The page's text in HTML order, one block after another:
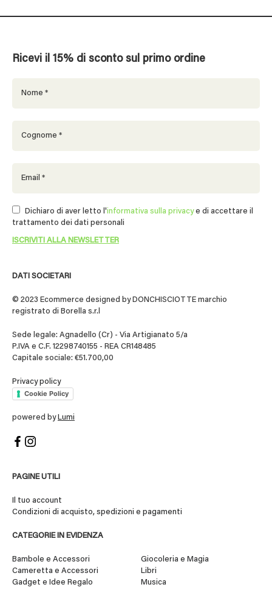
DATI SOCIETARI
© 2023 Ecommerce designed by DONCHISCIOTTE marchio
registrato di Borella s.r.l
Sede legale: Agnadello (Cr) - Via Artigianato 5/a
P.IVA e C.F. 12298740155 - REA CR148485
Capitale sociale: €51.700,00
Privacy policy
Cookie Policy
powered by Lumi
PAGINE UTILI
Il tuo account
Condizioni di acquisto, spedizioni e pagamenti
CATEGORIE IN EVIDENZA
Bambole e Accessori
Cameretta e Accessori
Gadget e Idee Regalo
Giocoleria e Magia
Libri
Musica
Ricevi il 15% di sconto sul primo ordine
Dichiaro di aver letto l'informativa sulla privacye di accettare il
trattamento dei dati personali